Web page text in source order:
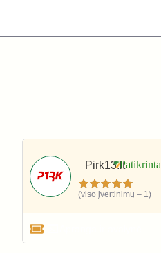
Pirk13.lt
(viso įvertinimų – 1)